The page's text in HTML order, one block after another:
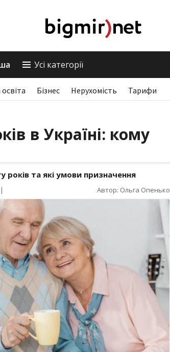
Усі категорії
Бізнес Нерухомість Тарифи
в Україні: кому
років та які умови призначення
| Автор: Ольга Опенько